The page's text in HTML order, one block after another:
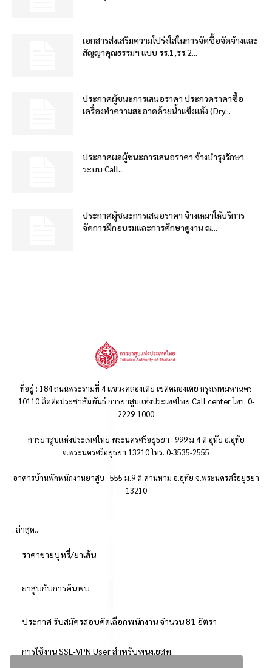
เอกสารส่งเสริมความโปร่งใสในการจัดซื้อจัดจ้างและ
สัญญาคุณธรรมฯ แบบ รร.1,รร.2...
ประกาศผู้ชนะการเสนอราคา ประกวดราคาซื้อ
เครื่องทำความสะอาดด้วยน้ำแข็งแห้ง (Dry...
ประกาศผลผู้ชนะการเสนอราคา จ้างบำรุงรักษา
ระบบ Call...
ประกาศผู้ชนะการเสนอราคา จ้างเหมาให้บริการ
จัดการฝึกอบรมและการศึกษาดูงาน ณ...
ที่อยู่ : 184 ถนนพระรามที่ 4 แขวงคลองเตย เขตคลองเตย กรุงเทพมหานคร
10110 ติดต่อประชาสัมพันธ์ การยาสูบแห่งประเทศไทย Call center โทร. 0-
2229-1000
การยาสูบแห่งประเทศไทย พระนครศรีอยุธยา : 999 ม.4 ต.อุทัย อ.อุทัย
จ.พระนครศรีอยุธยา 13210 โทร. 0-3535-2555
อาคารบ้านพักพนักงานยาสูบ : 555 ม.9 ต.คานหาม อ.อุทัย จ.พระนครศรีอยุธยา
13210
..ล่าสุด..
ราคาขายบุหรี่/ยาเส้น
ยาสูบกับการค้นพบ
ประกาศ รับสมัครสอบคัดเลือกพนักงาน จำนวน 81 อัตรา
การใช้งาน SSL-VPN User สำหรับพนง.ยสท.